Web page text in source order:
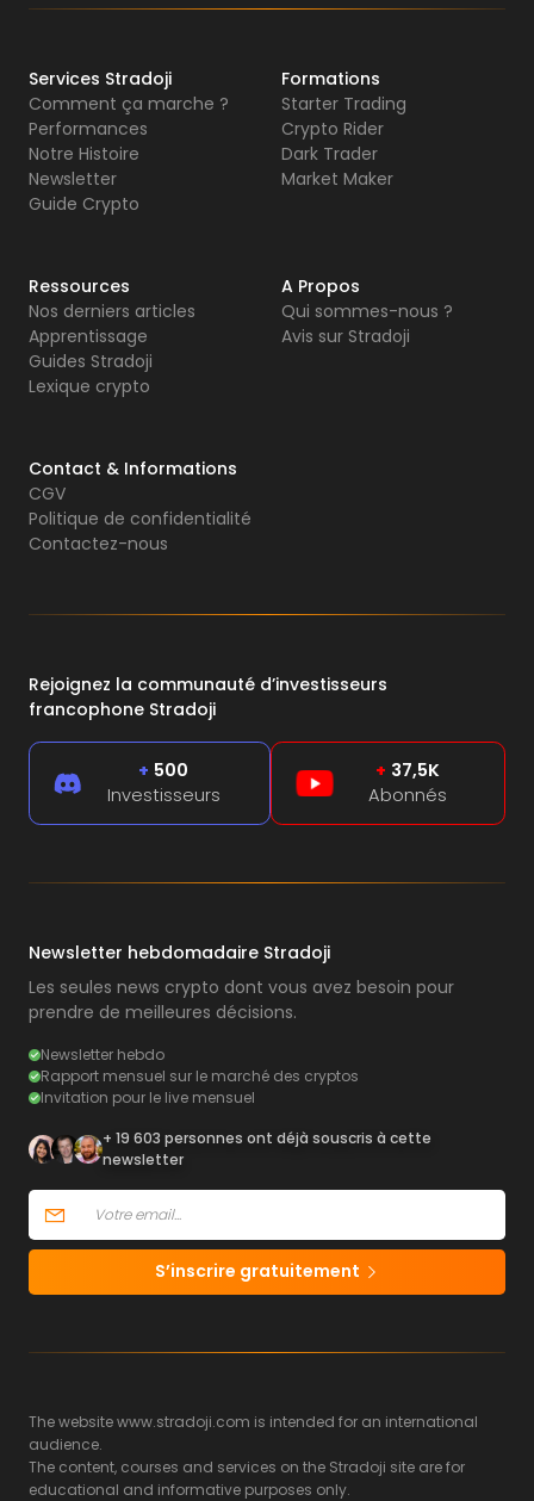
Services Stradoji
Comment ça marche ?
Performances
Notre Histoire
Newsletter
Guide Crypto
Formations
Starter Trading
Crypto Rider
Dark Trader
Market Maker
Ressources
Nos derniers articles
Apprentissage
Guides Stradoji
Lexique crypto
A Propos
Qui sommes-nous ?
Avis sur Stradoji
Contact & Informations
CGV
Politique de confidentialité
Contactez-nous
Rejoignez la communauté d’investisseurs
francophone Stradoji
+ 500
Investisseurs
+ 37,5K
Abonnés
Newsletter hebdomadaire Stradoji
Les seules news crypto dont vous avez besoin pour
prendre de meilleures décisions.
Newsletter hebdo
Rapport mensuel sur le marché des cryptos
Invitation pour le live mensuel
+ 19 603 personnes ont déjà souscris à cette
newsletter
S’inscrire gratuitement
The website www.stradoji.com is intended for an international
audience.
The content, courses and services on the Stradoji site are for
educational and informative purposes only.